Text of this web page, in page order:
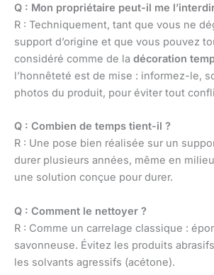
Q : Mon propriétaire peut-il me
R : Techniquement, tant que vous ne
support d’origine et que vous pouvez
considéré comme de la décoration
l’honnêteté est de mise : informez-le,
photos du produit, pour éviter tout
Q : Combien de temps tient-il ?
R : Une pose bien réalisée sur un
durer plusieurs années, même en
une solution conçue pour durer.
Q : Comment le nettoyer ?
R : Comme un carrelage classique :
savonneuse. Évitez les produits
les solvants agressifs (acétone).